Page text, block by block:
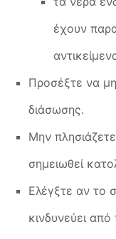
έχουν
Προσέξτε να
διάσωσης.
Μην
σημειωθεί
Ελέγξτε αν το
κινδυνεύει